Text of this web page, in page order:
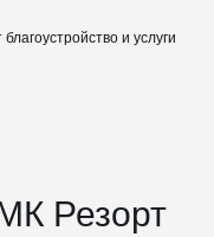
и услуги
Резорт